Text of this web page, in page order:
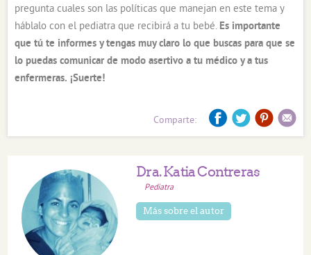
pregunta cuales son las políticas que manejan en este tema y
háblalo con el pediatra que recibirá a tu bebé. Es importante
que tú te informes y tengas muy claro lo que buscas para que se
lo puedas comunicar de modo asertivo a tu médico y a tus
enfermeras. ¡Suerte!
Comparte:
Dra. Katia Contreras
Pediatra
Más sobre el autor